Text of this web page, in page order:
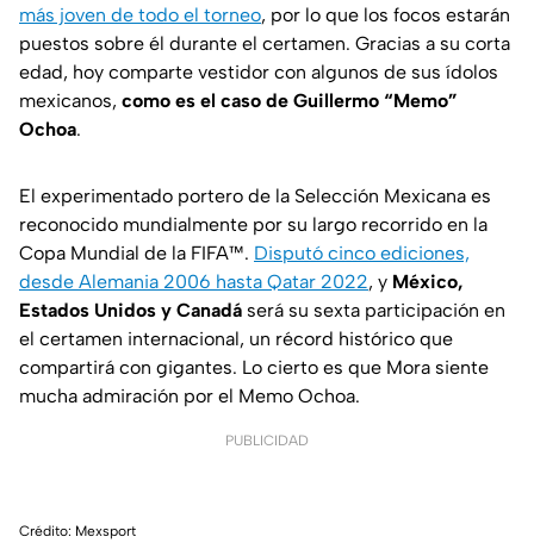
más joven de todo el torneo, por lo que los focos estarán
puestos sobre él durante el certamen. Gracias a su corta
edad, hoy comparte vestidor con algunos de sus ídolos
mexicanos, como es el caso de Guillermo “Memo”
Ochoa.
El experimentado portero de la Selección Mexicana es
reconocido mundialmente por su largo recorrido en la
Copa Mundial de la FIFA™. Disputó cinco ediciones,
desde Alemania 2006 hasta Qatar 2022, y México,
Estados Unidos y Canadá será su sexta participación en
el certamen internacional, un récord histórico que
compartirá con gigantes. Lo cierto es que Mora siente
mucha admiración por el Memo Ochoa.
PUBLICIDAD
Crédito: Mexsport